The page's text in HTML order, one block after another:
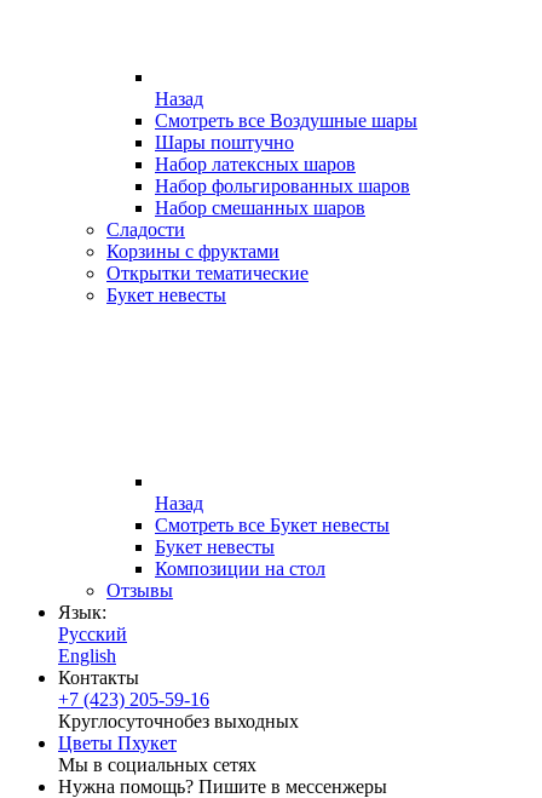
Назад
Смотреть все Воздушные шары
Шары поштучно
Набор латексных шаров
Набор фольгированных шаров
Набор смешанных шаров
Сладости
Корзины с фруктами
Открытки тематические
Букет невесты
Назад
Смотреть все Букет невесты
Букет невесты
Композиции на стол
Отзывы
Язык:
Русский
English
Контакты
+7 (423) 205-59-16
Круглосуточнобез выходных
Цветы Пхукет
Мы в социальных сетях
Нужна помощь? Пишите в мессенжеры